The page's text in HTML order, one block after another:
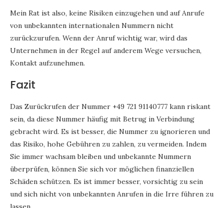
Mein Rat ist also, keine Risiken einzugehen und auf Anrufe
von unbekannten internationalen Nummern nicht
zurückzurufen. Wenn der Anruf wichtig war, wird das
Unternehmen in der Regel auf anderem Wege versuchen,
Kontakt aufzunehmen.
Fazit
Das Zurückrufen der Nummer +49 721 91140777 kann riskant
sein, da diese Nummer häufig mit Betrug in Verbindung
gebracht wird. Es ist besser, die Nummer zu ignorieren und
das Risiko, hohe Gebühren zu zahlen, zu vermeiden. Indem
Sie immer wachsam bleiben und unbekannte Nummern
überprüfen, können Sie sich vor möglichen finanziellen
Schäden schützen. Es ist immer besser, vorsichtig zu sein
und sich nicht von unbekannten Anrufen in die Irre führen zu